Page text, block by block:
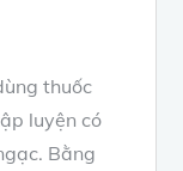
thuốc
luyện có
Bằng